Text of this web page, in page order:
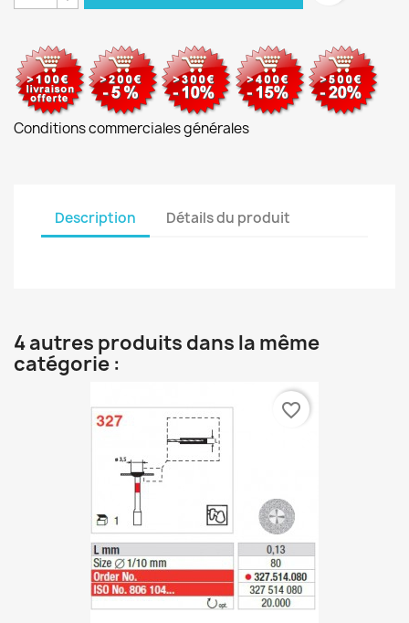
Conditions commerciales générales
Description Détails du produit
4 autres produits dans la même
catégorie :
favorite_border